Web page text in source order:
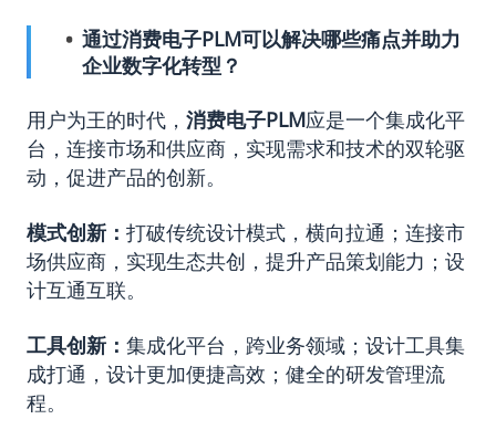
通过消费电子PLM可以解决哪些痛点并助力
企业数字化转型？
用户为王的时代， 消费电子PLM应是一个集成化平
台，连接市场和供应商，实现需求和技术的双轮驱
动，促进产品的创新。
模式创新： 打破传统设计模式，横向拉通；连接市
场供应商，实现生态共创，提升产品策划能力；设
计互通互联。
工具创新： 集成化平台，跨业务领域；设计工具集
成打通，设计更加便捷高效；健全的研发管理流
程。